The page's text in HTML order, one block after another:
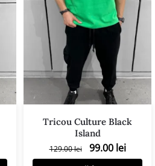
Tricou Culture Black
Island
129.00lei 99.00 lei